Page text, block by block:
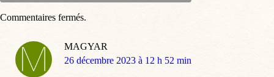
MAGYAR
dit
26 décembre 2023 à 12 h 52 min
Commentaires fermés.